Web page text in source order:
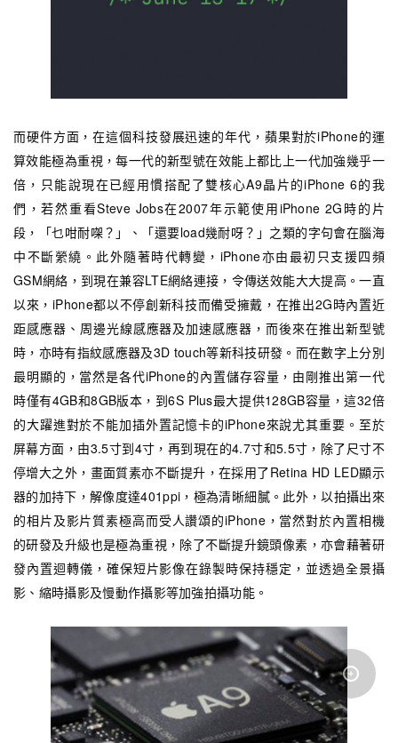
而硬件方面，在這個科技發展迅速的年代，蘋果對於iPhone的運
算效能極為重視，每一代的新型號在效能上都比上一代加強幾乎一
倍，只能說現在已經用慣搭配了雙核心A9晶片的iPhone 6的我
們，若然重看Steve Jobs在2007年示範使用iPhone 2G時的片
段，「乜咁耐㗎？」、「還要load幾耐呀？」之類的字句會在腦海
中不斷縈繞。此外隨著時代轉變，iPhone亦由最初只支援四頻
GSM網絡，到現在兼容LTE網絡連接，令傳送效能大大提高。一直
以來，iPhone都以不停創新科技而備受擁戴，在推出2G時內置近
距感應器、周邊光線感應器及加速感應器，而後來在推出新型號
時，亦時有指紋感應器及3D touch等新科技研發。而在數字上分別
最明顯的，當然是各代iPhone的內置儲存容量，由剛推出第一代
時僅有4GB和8GB版本，到6S Plus最大提供128GB容量，這32倍
的大躍進對於不能加插外置記憶卡的iPhone來說尤其重要。至於
屏幕方面，由3.5寸到4寸，再到現在的4.7寸和5.5寸，除了尺寸不
停增大之外，畫面質素亦不斷提升，在採用了Retina HD LED顯示
器的加持下，解像度達401ppi，極為清晰細膩。此外，以拍攝出來
的相片及影片質素極高而受人讚頌的iPhone，當然對於內置相機
的研發及升級也是極為重視，除了不斷提升鏡頭像素，亦會藉著研
發內置迴轉儀，確保短片影像在錄製時保持穩定，並透過全景攝
影、縮時攝影及慢動作攝影等加強拍攝功能。